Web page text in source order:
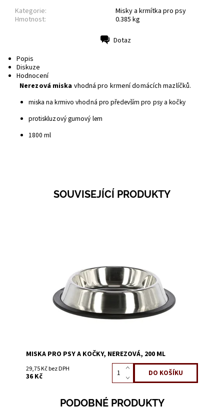
Kategorie:
Misky a krmítka pro psy
Hmotnost:
0.385 kg
Dotaz
Popis
Diskuze
Hodnocení
Nerezová miska vhodná pro krmení domácích mazlíčků.
miska na krmivo vhodná pro především pro psy a kočky
protiskluzový gumový lem
1800 ml
SOUVISEJÍCÍ PRODUKTY
MISKA PRO PSY A KOČKY, NEREZOVÁ, 200 ML
29,75 Kč bez DPH
36 Kč
PODOBNÉ PRODUKTY